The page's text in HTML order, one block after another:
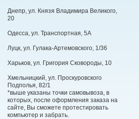
Днепр, ул. Князя Владимира Великого,
20
Одесса, ул. Транспортная, 5А
Луцк, ул. Гулака-Артемовского, 1/36
Харьков, ул. Григория Сковороды, 10
Хмельницкий, ул. Проскуровского
Подполья, 82/1
*выше указаны точки самовывоза, в
которых, после оформления заказа на
сайте, Вы сможете протестировать
компьютер и забрать.